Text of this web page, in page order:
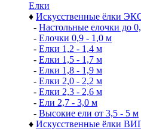
Елки
♦ Искусственные ёлки
- Настольные елочки до
- Елочки 0,9 - 1,0 м
- Елки 1,2 - 1,4 м
- Елки 1,5 - 1,7 м
- Елки 1,8 - 1,9 м
- Елки 2,0 - 2,2 м
- Елки 2,3 - 2,6 м
- Ели 2,7 - 3,0 м
- Высокие ели от 3,5 - 5 м
♦ Искусственные ёлки